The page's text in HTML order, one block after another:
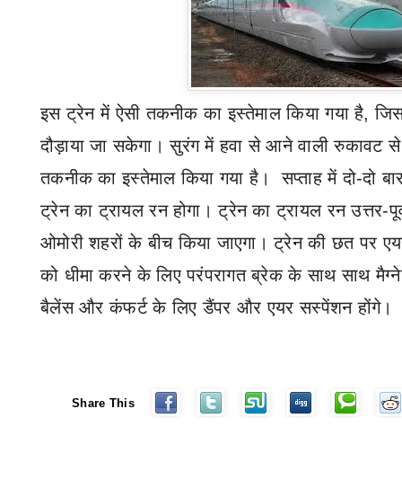
इस ट्रेन में ऐसी तकनीक का इस्तेमाल किया गया है,
दौड़ाया जा सकेगा। सुरंग में हवा से आने वाली रुकावट
तकनीक का इस्तेमाल किया गया है।
सप्ताह में दो-दो
ट्रेन का ट्रायल रन होगा। ट्रेन का ट्रायल रन उत्तर-
ओमोरी शहरों के बीच किया जाएगा। ट्रेन की छत पर
को धीमा करने के लिए परंपरागत ब्रेक के साथ साथ
बैलेंस और कंफर्ट के लिए डैंपर और एयर सस्पेंशन होंगे।
Share This